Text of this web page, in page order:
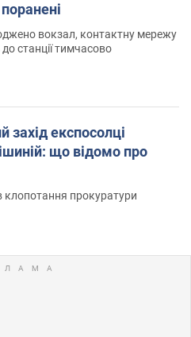
вокзал, контактну мережу
станції тимчасово
клопотання прокуратури